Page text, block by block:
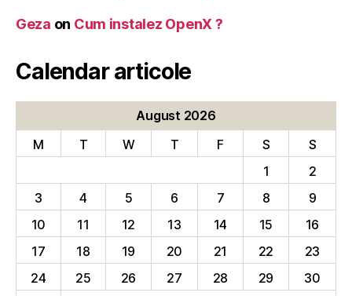
Geza on Cum instalez OpenX ?
Calendar articole
August 2026
M
T W T F S
S
1
2
3
4 5 6 7 8
9
10
11 12 13 14 15
16
17
18 19 20 21 22
23
24
25 26 27 28 29 30